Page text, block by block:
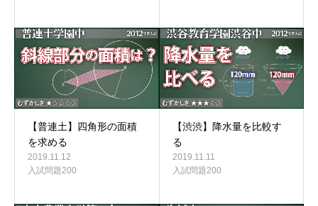
【普連土】四角形の面積
を求める
2019.11.12
入試問題200
【渋渋】降水量を比較す
る
2019.11.11
入試問題200